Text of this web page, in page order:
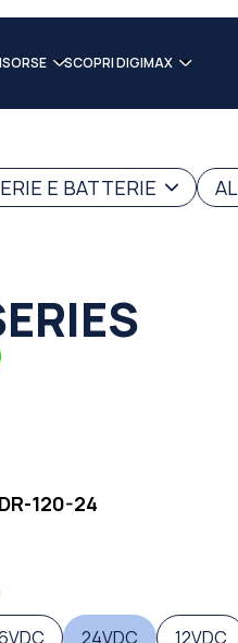
SCOPRI DIGIMAX
E BATTERIE
120-24
24VDC 12VDC